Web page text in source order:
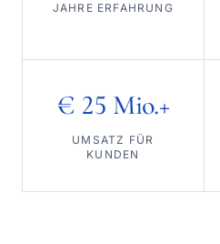
JAHRE ERFAHRUNG
€ 25 Mio.+
UMSATZ FÜR
KUNDEN